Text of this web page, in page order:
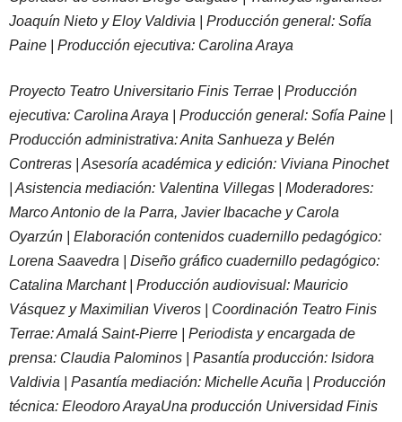
Joaquín Nieto y Eloy Valdivia | Producción general: Sofía
Paine | Producción ejecutiva: Carolina Araya
Proyecto Teatro Universitario Finis Terrae | Producción
ejecutiva: Carolina Araya | Producción general: Sofía Paine |
Producción administrativa: Anita Sanhueza y Belén
Contreras | Asesoría académica y edición: Viviana Pinochet
| Asistencia mediación: Valentina Villegas | Moderadores:
Marco Antonio de la Parra, Javier Ibacache y Carola
Oyarzún | Elaboración contenidos cuadernillo pedagógico:
Lorena Saavedra | Diseño gráfico cuadernillo pedagógico:
Catalina Marchant | Producción audiovisual: Mauricio
Vásquez y Maximilian Viveros | Coordinación Teatro Finis
Terrae: Amalá Saint-Pierre | Periodista y encargada de
prensa: Claudia Palominos | Pasantía producción: Isidora
Valdivia | Pasantía mediación: Michelle Acuña | Producción
técnica: Eleodoro ArayaUna producción Universidad Finis